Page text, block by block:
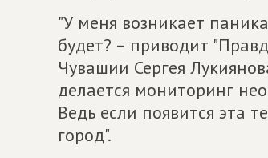
"У меня возникает
будет? – приводит
Чувашии Сергея
делается мониторинг
Ведь если появится эта
город".